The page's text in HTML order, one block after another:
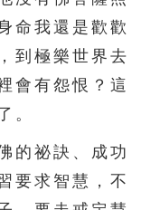
命我還是歡歡
到極樂世界去
會有怨恨？這
。
祕訣、成功
要求智慧，不